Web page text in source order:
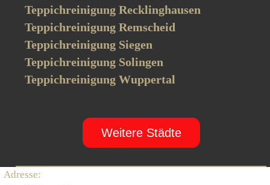
Teppichreinigung Recklinghausen
Teppichreinigung Remscheid
Teppichreinigung Siegen
Teppichreinigung Solingen
Teppichreinigung Wuppertal
Weitere Städte
Adresse: